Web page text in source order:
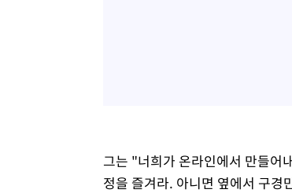
그는 "너희가 온라인에서 만들어
정을 즐겨라. 아니면 옆에서 구경